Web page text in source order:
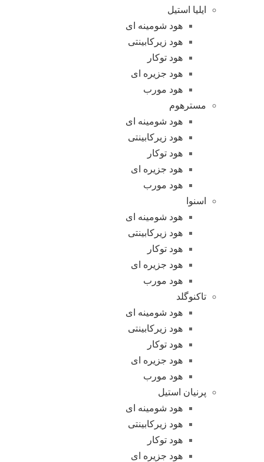
ایلیا استیل
هود شومینه ای
هود زیرکابینتی
هود توکار
هود جزیره ای
هود مورب
مسترهوم
هود شومینه ای
هود زیرکابینتی
هود توکار
هود جزیره ای
هود مورب
اسنوا
هود شومینه ای
هود زیرکابینتی
هود توکار
هود جزیره ای
هود مورب
تاکنوگلد
هود شومینه ای
هود زیرکابینتی
هود توکار
هود جزیره ای
هود مورب
پرنیان استیل
هود شومینه ای
هود زیرکابینتی
هود توکار
هود جزیره ای